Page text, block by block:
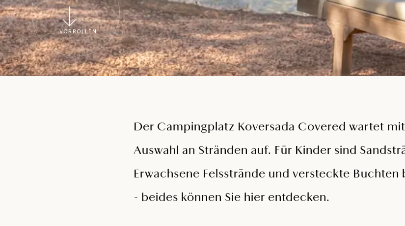
VORROLLEN
Der Campingplatz Koversada Covered wartet
Auswahl an Stränden auf. Für Kinder sind
Erwachsene Felsstrände und versteckte Buchten
- beides können Sie hier entdecken.